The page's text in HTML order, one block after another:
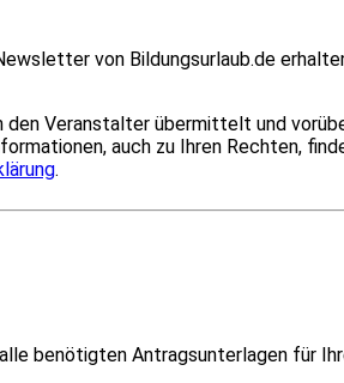
von Bildungsurlaub.de
den Veranstalter übermittelt und
auch zu Ihren Rechten,
.
benötigten Antragsunterlagen für